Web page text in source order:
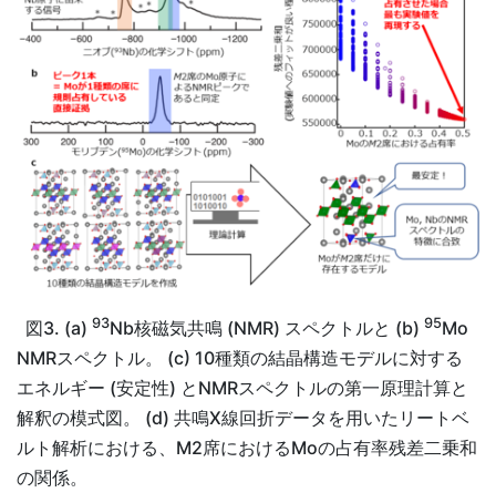
図3. (a) 93Nb核磁気共鳴 (NMR) スペクトルと (b) 95Mo
NMRスペクトル。 (c) 10種類の結晶構造モデルに対する
エネルギー (安定性) とNMRスペクトルの第一原理計算と
解釈の模式図。 (d) 共鳴X線回折データを用いたリートベ
ルト解析における、M2席におけるMoの占有率残差二乗和
の関係。